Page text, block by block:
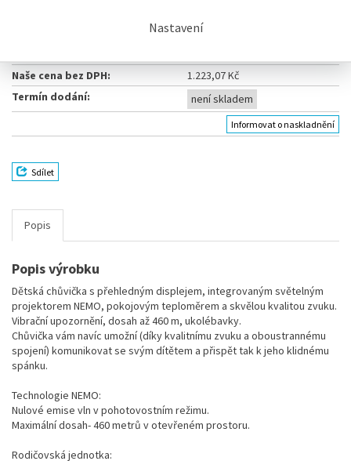
Nastavení
VTECH
Naše cena bez DPH:
1.223,07 Kč
Termín dodání:
není skladem
Informovat o naskladnění
Sdílet
Popis
Popis výrobku
Dětská chůvička s přehledným displejem, integrovaným světelným
projektorem NEMO, pokojovým teploměrem a skvělou kvalitou zvuku.
Vibrační upozornění, dosah až 460 m, ukolébavky.
Chůvička vám navíc umožní (díky kvalitnímu zvuku a oboustrannému
spojení) komunikovat se svým dítětem a přispět tak k jeho klidnému
spánku.
Technologie NEMO:
Nulové emise vln v pohotovostním režimu.
Maximální dosah- 460 metrů v otevřeném prostoru.
Rodičovská jednotka: